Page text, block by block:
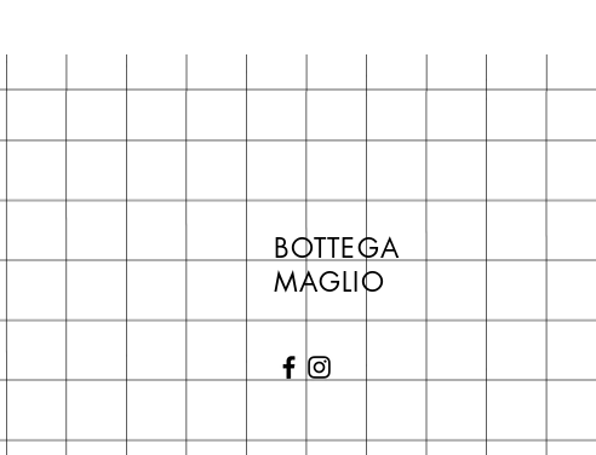
BOTTEGA
MAGLIO